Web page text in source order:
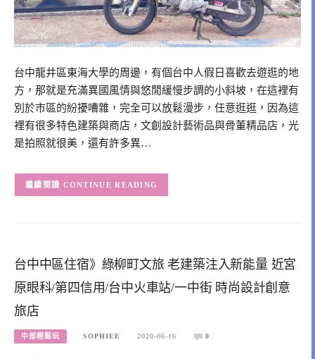
台中龍井區東海大學的周邊，有個台中人假日喜歡去遊逛的地
方，那就是充滿異國風情與悠閒緩慢步調的小斜坡，在這裡有
別於市區的紛擾嘈雜，完全可以放鬆漫步，任意逛逛，因為這
裡有很多特色建築與商店，文創設計藝術品與骨董精品店，光
是拍照就很美，還有許多異…
CONTINUE READING
台中中區住宿》綠柳町文旅 老建築注入新能量 近宮
原眼科/第四信用/台中火車站/一中街 時尚設計創意
旅店
中部輕鬆玩 SOPHIEE 2020-06-16 0